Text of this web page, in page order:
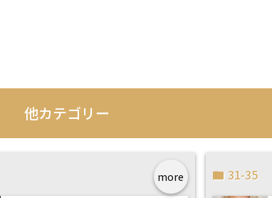
他カテゴリー
more 31-35